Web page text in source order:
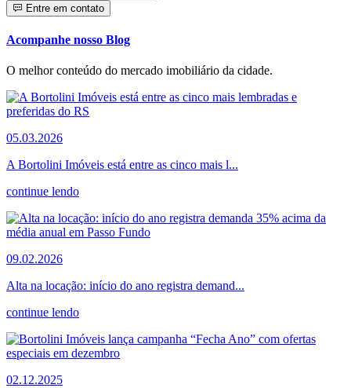
Entre em contato
Acompanhe nosso Blog
O melhor conteúdo do mercado imobiliário da cidade.
05.03.2026
A Bortolini Imóveis está entre as cinco mais l...
continue lendo
09.02.2026
Alta na locação: início do ano registra demand...
continue lendo
02.12.2025